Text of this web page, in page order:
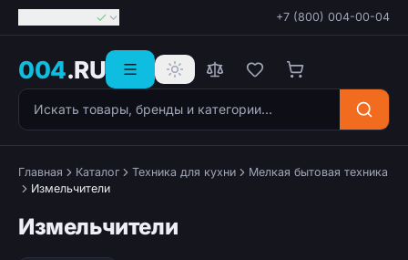
+7 (800) 004-00-04
004.RU
Поиск товаров
Главная Каталог Техника для кухни
Мелкая бытовая техника
Измельчители
Измельчители